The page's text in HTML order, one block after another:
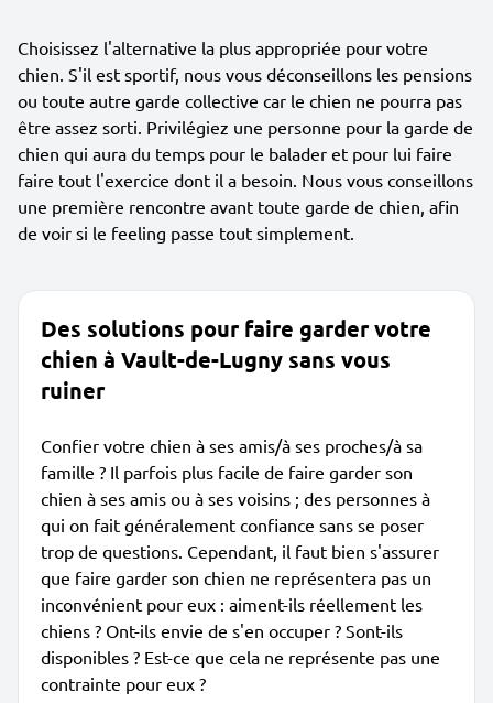
Choisissez l'alternative la plus appropriée pour votre
chien. S'il est sportif, nous vous déconseillons les pensions
ou toute autre garde collective car le chien ne pourra pas
être assez sorti. Privilégiez une personne pour la garde de
chien qui aura du temps pour le balader et pour lui faire
faire tout l'exercice dont il a besoin. Nous vous conseillons
une première rencontre avant toute garde de chien, afin
de voir si le feeling passe tout simplement.
Des solutions pour faire garder votre
chien à Vault-de-Lugny sans vous
ruiner
Confier votre chien à ses amis/à ses proches/à sa
famille ? Il parfois plus facile de faire garder son
chien à ses amis ou à ses voisins ; des personnes à
qui on fait généralement confiance sans se poser
trop de questions. Cependant, il faut bien s'assurer
que faire garder son chien ne représentera pas un
inconvénient pour eux : aiment-ils réellement les
chiens ? Ont-ils envie de s'en occuper ? Sont-ils
disponibles ? Est-ce que cela ne représente pas une
contrainte pour eux ?